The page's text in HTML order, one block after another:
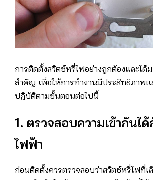
การติดตั้งสวิตช์หรี่ไฟอย่างถูกต้องและได้
สำคัญ เพื่อให้การทำงานมีประสิทธิภาพแ
ปฏิบัติตามขั้นตอนต่อไปนี้
1. ตรวจสอบความเข้ากันไ
ไฟฟ้า
ก่อนติดตั้งควรตรวจสอบว่าสวิตช์หรี่ไฟที่เ